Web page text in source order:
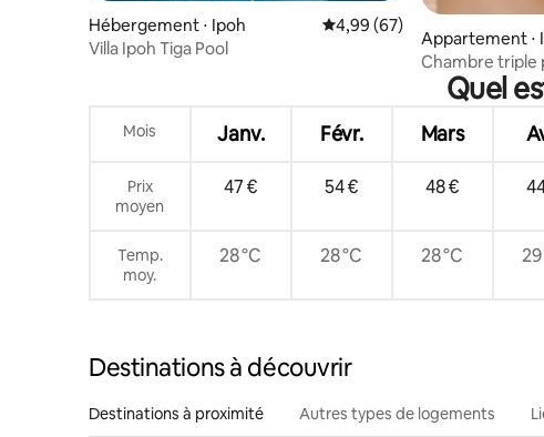
Hébergement ⋅ Ipoh Évaluation moyenne sur la
4,99 (67)
Villa Ipoh Tiga Pool
Appartement ⋅
Chambre triple
de bain, TV et
Quel
Mois Janv. Févr. Mars
Prix
moyen
47 € 54 € 48 €
Temp.
moy.
28 °C 28 °C 28 °C 29
Destinations à découvrir
Destinations à proximité Autres types de logements